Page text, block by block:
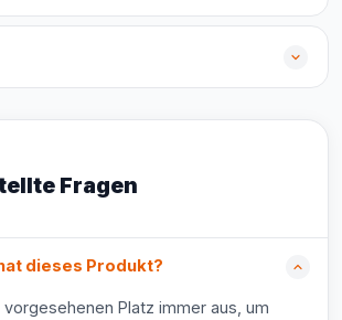
Fragen
dieses Produkt?
Platz immer aus, um